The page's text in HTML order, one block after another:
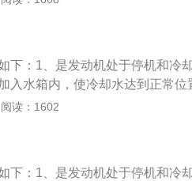
让它工作至发热，这会使冷却剂
气体被排除，又有空间腾出，可
出现软化或熔化的情形，最好也
漏斗将使用过的冷却剂放入到准
活栓下；6、将橡胶软管装上喷
打开小活栓，让水排入盘子。重
清洗过的水用漏斗装入密封容器
让它工作至发热，这会使冷却剂
气体被排除，又有空间腾出，可
更换一次；4、这个步骤主要是
散热器的顶部用于排放发动机里
。为保证散热器排水状况良好，
出现软化或熔化的情形，最好也
漏斗将使用过的冷却剂放入到准
活栓下；6、将橡胶软管装上喷
下：1、是发动机处于停机和冷
入水箱内，使冷却水达到正常位
常温度，再酌情运转1-40h，如
阅读：1602
下：1、是发动机处于停机和冷